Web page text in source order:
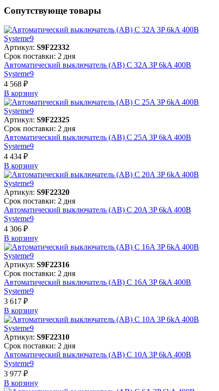
Сопутствующе товары
Артикул: S9F22332
Срок поставки: 2 дня
Автоматический выключатель (АВ) C 32A 3P 6kA 400В
Systeme9
4 568 ₽
В корзинy
Артикул: S9F22325
Срок поставки: 2 дня
Автоматический выключатель (АВ) C 25A 3P 6kA 400В
Systeme9
4 434 ₽
В корзинy
Артикул: S9F22320
Срок поставки: 2 дня
Автоматический выключатель (АВ) C 20A 3P 6kA 400В
Systeme9
4 306 ₽
В корзинy
Артикул: S9F22316
Срок поставки: 2 дня
Автоматический выключатель (АВ) C 16A 3P 6kA 400В
Systeme9
3 617 ₽
В корзинy
Артикул: S9F22310
Срок поставки: 2 дня
Автоматический выключатель (АВ) C 10A 3P 6kA 400В
Systeme9
3 977 ₽
В корзинy